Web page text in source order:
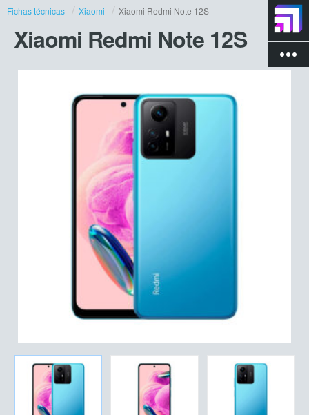
more_vert
Fichas técnicas Xiaomi Xiaomi Redmi Note 12S
Xiaomi Redmi Note 12S